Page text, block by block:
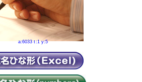
a:6033 t:1 y:5